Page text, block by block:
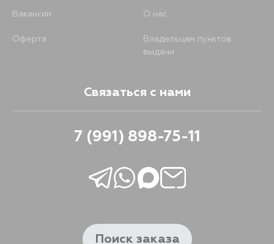
Вакансии О нас
Оферта
Владельцам пунктов
выдачи
Связаться с нами
7 (991) 898-75-11
Поиск заказа